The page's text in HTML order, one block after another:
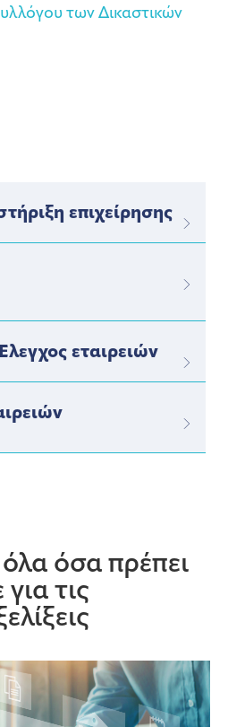
των Δικαστικών
επιχείρησης
εταιρειών
όλα όσα πρέπει
τις